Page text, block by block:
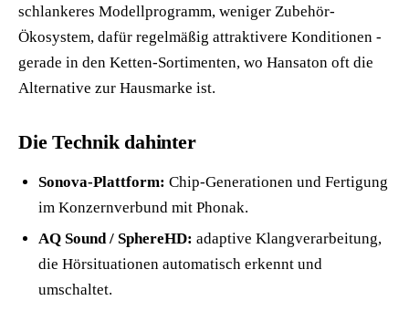
schlankeres Modellprogramm, weniger Zubehör-
Ökosystem, dafür regelmäßig attraktivere Konditionen -
gerade in den Ketten-Sortimenten, wo Hansaton oft die
Alternative zur Hausmarke ist.
Die Technik dahinter
Sonova-Plattform: Chip-Generationen und Fertigung
im Konzernverbund mit Phonak.
AQ Sound / SphereHD: adaptive Klangverarbeitung,
die Hörsituationen automatisch erkennt und
umschaltet.